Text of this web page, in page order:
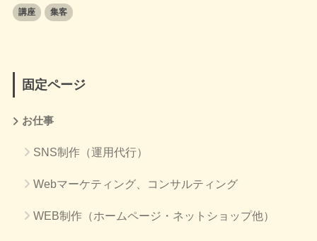
講座 集客
固定ページ
お仕事
SNS制作（運用代行）
Webマーケティング、コンサルティング
WEB制作（ホームページ・ネットショップ他）